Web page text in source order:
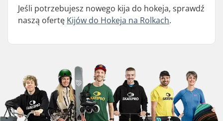
Jeśli potrzebujesz nowego kija do hokeja, sprawdź
naszą ofertę Kijów do Hokeja na Rolkach.